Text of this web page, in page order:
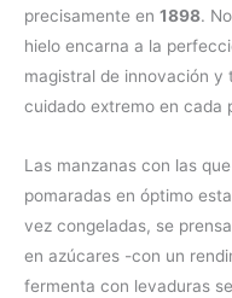
precisamente en 1898.
hielo encarna a la
magistral de innovación y
cuidado extremo en cada
Las manzanas con las
pomaradas en óptimo
vez congeladas, se
en azúcares -con un
fermenta con levaduras